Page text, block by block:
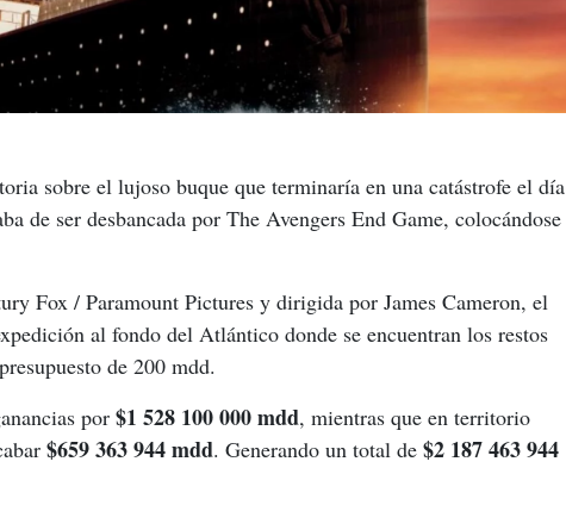
sobre el lujoso buque que terminaría en una catástrofe el día
de ser desbancada por The Avengers End Game, colocándose
Fox / Paramount Pictures y dirigida por James Cameron, el
al fondo del Atlántico donde se encuentran los restos
de 200 mdd.
por $1 528 100 000 mdd, mientras que en territorio
$659 363 944 mdd. Generando un total de $2 187 463 944